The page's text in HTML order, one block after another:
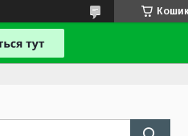
Кошик